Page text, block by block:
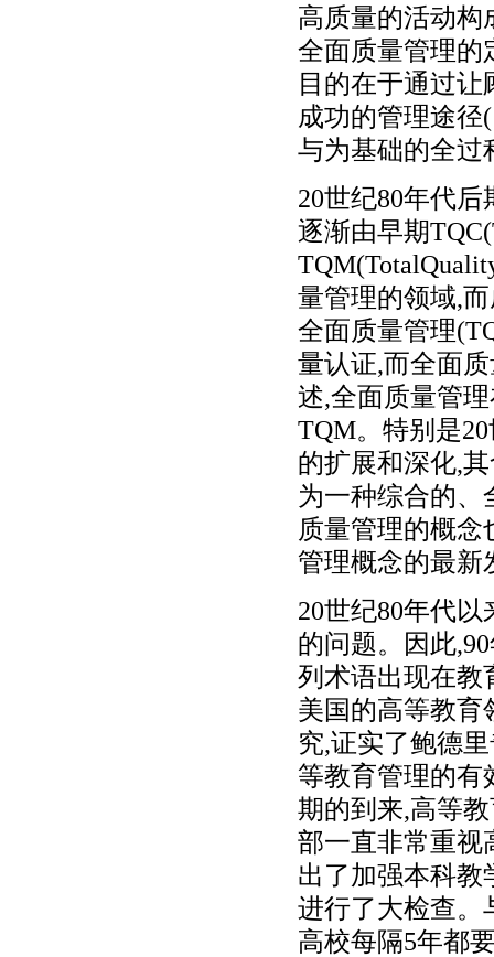
高质量的活动构
全面质量管理的
目的在于通过
成功的管理途径
与为基础的全过
20世纪80年代
逐渐由早期
量管理的领域,
全面质量管理
量认证,而全面
述,全面质量管
TQM。特别是
的扩展和深化,
为一种综合的、
质量管理的概
管理概念的最新
20世纪80年代
的问题。因此
列术语出现在教
美国的高等教育
究,证实了鲍德
等教育管理的有
期的到来,高等
部一直非常重视
出了加强本科教
进行了大检查。
高校每隔5年都